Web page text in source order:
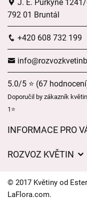
J. E. Purkyně
792 01 Bruntál
+420 608 732 199
5.0/5 ⭐ (67
Doporučil by zákazník
1⭐
INFORMACE PRO
O nás
Ochrana osobních
ROZVOZ KVĚTIN
Kam doručujeme
© 2017 Květiny od
LaFlora.com.